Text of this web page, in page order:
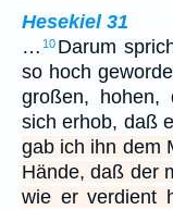
Hesekiel 31
… 10 Darum
so hoch
großen, hohen,
sich erhob, daß
gab ich ihn dem
Hände, daß der
wie er verdient